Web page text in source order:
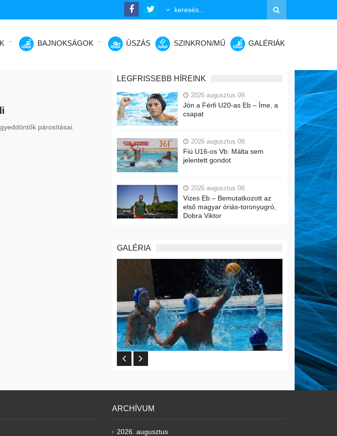
BAJNOKSÁGOK ÚSZÁS SZINKRON/MŰ GALÉRIÁK
párosításai.
LEGFRISSEBB HÍREINK
2026 augusztus 09.
Jön a Férfi U20-as Eb – Íme, a
csapat
2026 augusztus 08.
Fiú U16-os Vb: Málta sem
jelentett gondot
2026 augusztus 08.
Vizes Eb – Bemutatkozott az
első magyar óriás-toronyugró,
Dobra Viktor
GALÉRIA
ARCHÍVUM
2026. augusztus